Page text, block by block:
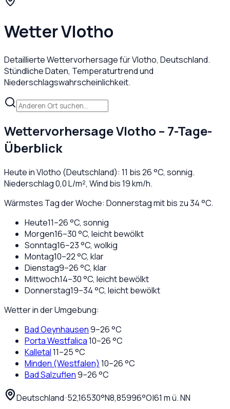
WetterVlotho
Detaillierte Wettervorhersage fürVlotho, Deutschland.
Stündliche Daten, Temperaturtrend und
Niederschlagswahrscheinlichkeit.
WettervorhersageVlotho – 7-Tage-
Überblick
Heute inVlotho (Deutschland): 11 bis26°C, sonnig.
Niederschlag0,0L/m², Wind bis19km/h.
Wärmstes Tag der Woche: Donnerstag mit bis zu 34 °C.
Heute11–26°C, sonnig
Morgen16–30°C, leicht bewölkt
Sonntag16–23°C, wolkig
Montag10–22°C, klar
Dienstag9–26°C, klar
Mittwoch14–30°C, leicht bewölkt
Donnerstag19–34°C, leicht bewölkt
Wetter in der Umgebung:
Bad Oeynhausen9–26°C
Porta Westfalica10–26°C
Kalletal11–25°C
Minden (Westfalen) 10–26°C
Bad Salzuflen9–26°C
Deutschland··52,16530°N8,85996°O|61 m ü. NN